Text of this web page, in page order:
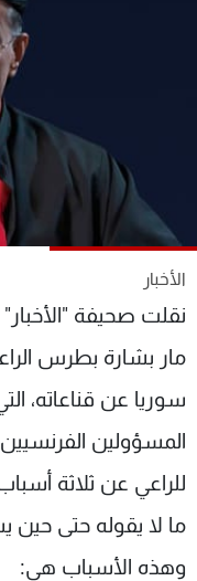
الأخبار
نقلت صحيفة
مار بشارة بطرس
سوريا عن قناعاته،
المسؤولين
للراعي عن ثلاثة
ما لا يقوله حتى حين
وهذه الأسباب هي:
البرامج
جدول البرامج
الترددات
عن MTV
لاعلاناتكم